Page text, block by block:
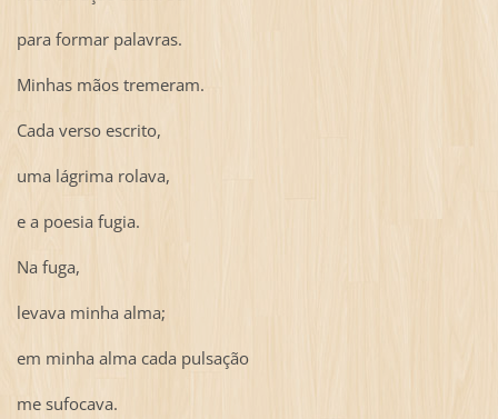
para formar palavras.
Minhas mãos tremeram.
Cada verso escrito,
uma lágrima rolava,
e a poesia fugia.
Na fuga,
levava minha alma;
em minha alma cada pulsação
me sufocava.